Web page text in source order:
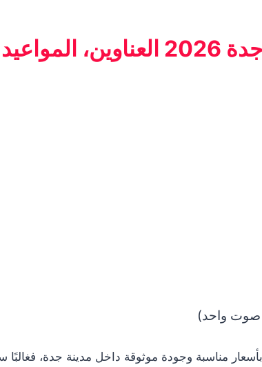
مناسبة وجودة موثوقة داخل مدينة جدة،